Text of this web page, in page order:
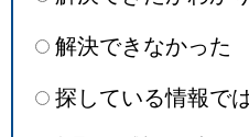
解決できなかった
探している情報で